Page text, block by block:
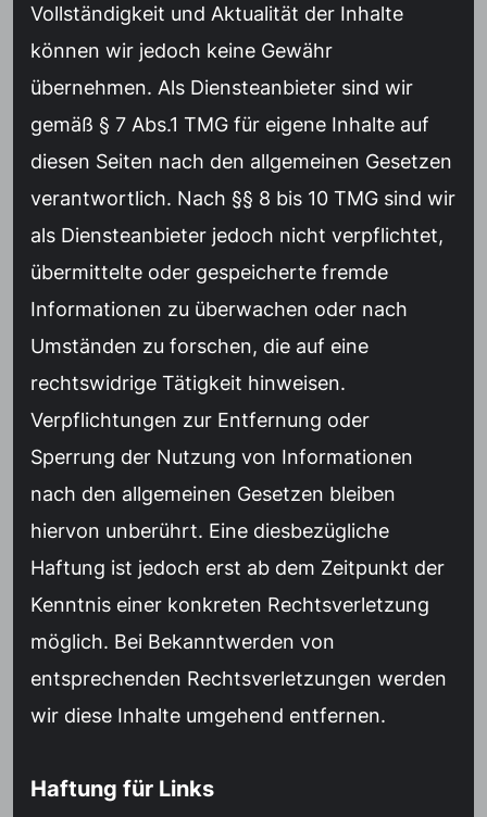
Vollständigkeit und Aktualität der Inhalte
können wir jedoch keine Gewähr
übernehmen. Als Diensteanbieter sind wir
gemäß § 7 Abs.1 TMG für eigene Inhalte auf
diesen Seiten nach den allgemeinen Gesetzen
verantwortlich. Nach §§ 8 bis 10 TMG sind wir
als Diensteanbieter jedoch nicht verpflichtet,
übermittelte oder gespeicherte fremde
Informationen zu überwachen oder nach
Umständen zu forschen, die auf eine
rechtswidrige Tätigkeit hinweisen.
Verpflichtungen zur Entfernung oder
Sperrung der Nutzung von Informationen
nach den allgemeinen Gesetzen bleiben
hiervon unberührt. Eine diesbezügliche
Haftung ist jedoch erst ab dem Zeitpunkt der
Kenntnis einer konkreten Rechtsverletzung
möglich. Bei Bekanntwerden von
entsprechenden Rechtsverletzungen werden
wir diese Inhalte umgehend entfernen.
Haftung für Links